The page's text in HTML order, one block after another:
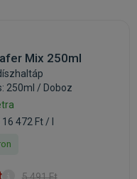
Mix 250ml
250ml / Doboz
472 Ft / l